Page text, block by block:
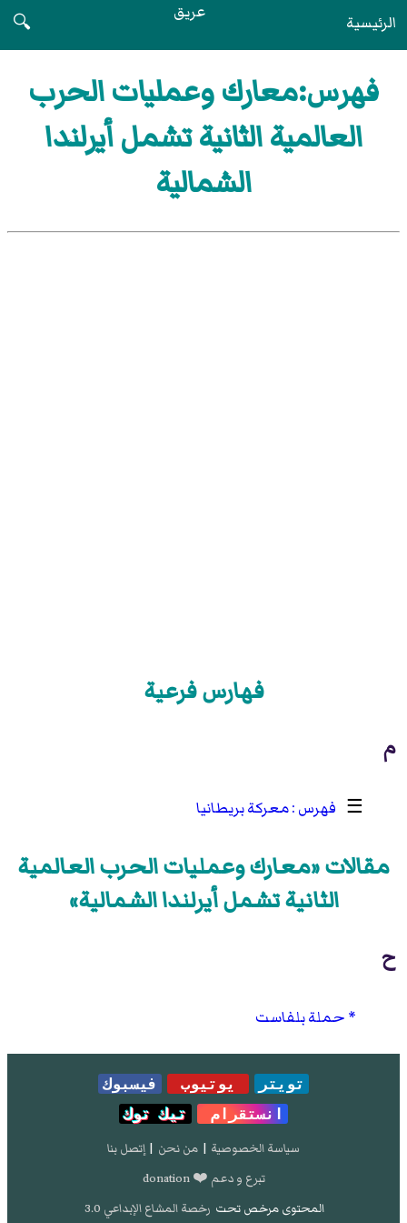
الرئيسية عريق
🔍
فهرس:معارك وعمليات الحرب
العالمية الثانية تشمل أيرلندا
الشمالية
فهارس فرعية
م
☰ معركة بريطانيا
مقالات «معارك وعمليات الحرب العالمية
الثانية تشمل أيرلندا الشمالية»
ح
حملة بلفاست
تويتر يوتيوب
فيسبوك
انستقرام
تيك توك
سياسة الخصوصية | من نحن | إتصل بنا
تبرع و دعم ❤️ donation
المحتوى مرخص تحت رخصة المشاع الإبداعي 3.0